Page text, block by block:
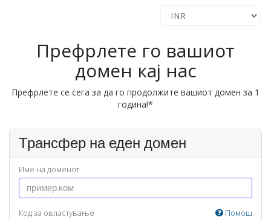
Префрлете го вашиот
домен кај нас
Префрлете се сега за да го продолжите вашиот домен за 1
година!*
Трансфер на еден домен
Име на доменот
Код за овластување Помош